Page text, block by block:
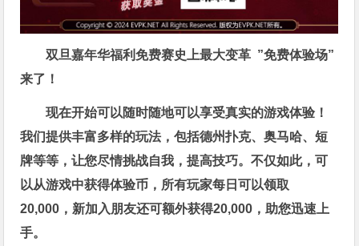
双旦嘉年华福利免费赛史上最大变革 ”免费体验场”
来了！
现在开始可以随时随地可以享受真实的游戏体验！
我们提供丰富多样的玩法，包括德州扑克、奥马哈、短
牌等等，让您尽情挑战自我，提高技巧。不仅如此，可
以从游戏中获得体验币，所有玩家每日可以领取
20,000，新加入朋友还可额外获得20,000，助您迅速上
手。